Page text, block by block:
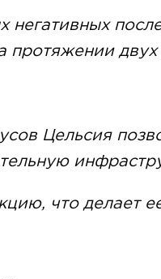
негативных
протяжении двух
Цельсия
что делает